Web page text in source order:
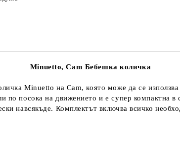
Minuetto, Cam Бебешка количка
Minuetto на Cam, която може да се
по посока на движението и е супер компактна
навсякъде. Комплектът включва всичко